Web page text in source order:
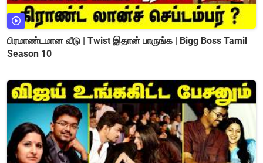
பிரமாண்டமான வீடு | Twist இதான் பாருங்க | Bigg Boss Tamil
Season 10